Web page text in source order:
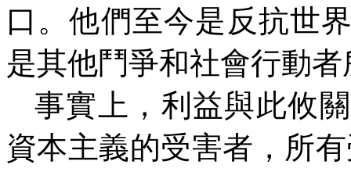
口。他們至今是反抗世
是其他鬥爭和社會行動
事實上，利益與此攸
資本主義的受害者，所